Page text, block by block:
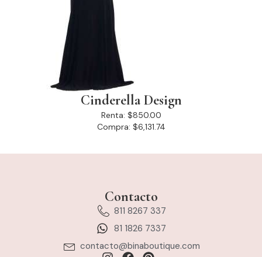
Cinderella Design
Renta: $850.00
Compra: $6,131.74
Contacto
811 8267 337
81 1826 7337
contacto@binaboutique.com